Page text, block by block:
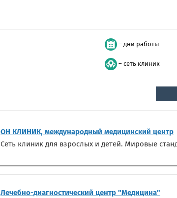
– дни работы
– сеть клиник
ОН КЛИНИК, международный медицинский центр
Сеть клиник для взрослых и детей. Мировые
Лечебно-диагностический центр "Медицина"